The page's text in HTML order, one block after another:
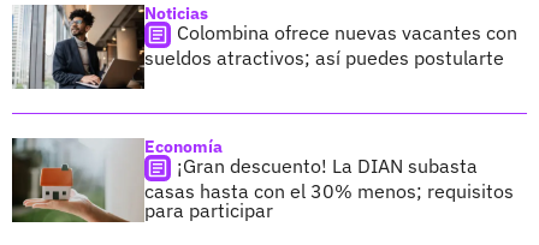
Noticias
Colombina ofrece nuevas vacantes con
sueldos atractivos; así puedes postularte
Economía
¡Gran descuento! La DIAN subasta
casas hasta con el 30% menos; requisitos
para participar